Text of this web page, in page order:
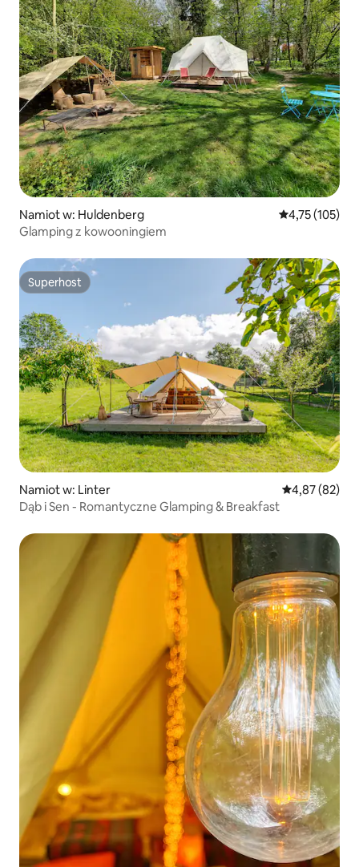
Namiot w: Huldenberg Średnia
4,75 (105)
Glamping z kowooningiem
Superhost
Superhost
Namiot w: Linter Średnia
4,87 (82)
Dąb i Sen - Romantyczne Glamping & Breakfast